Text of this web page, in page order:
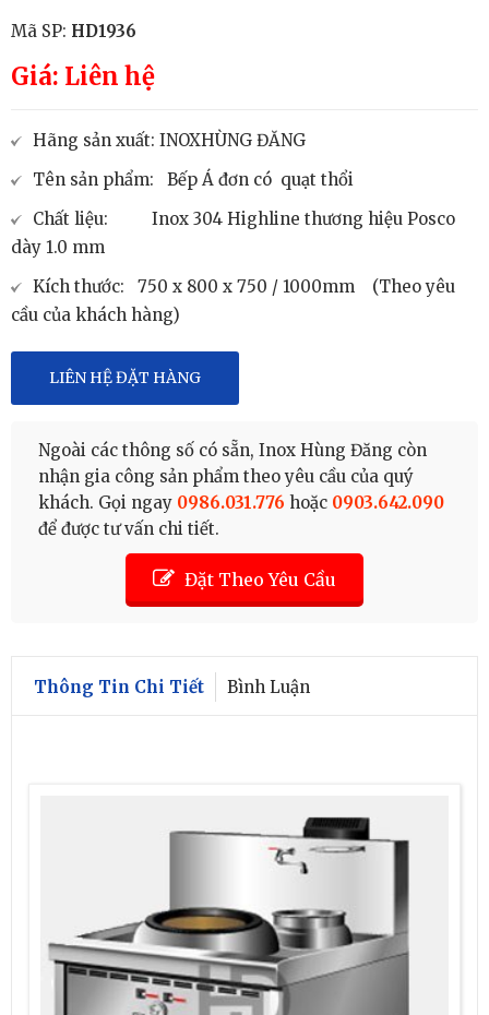
Mã SP: HD1936
Giá: Liên hệ
Hãng sản xuất: INOXHÙNG ĐĂNG
Tên sản phẩm: Bếp Á đơn có quạt thổi
Chất liệu: Inox 304 Highline thương hiệu Posco
dày 1.0 mm
Kích thước: 750 x 800 x 750 / 1000mm (Theo yêu
cầu của khách hàng)
LIÊN HỆ ĐẶT HÀNG
Ngoài các thông số có sẵn, Inox Hùng Đăng còn
nhận gia công sản phẩm theo yêu cầu của quý
khách. Gọi ngay 0986.031.776 hoặc 0903.642.090
để được tư vấn chi tiết.
Đặt Theo Yêu Cầu
Thông Tin Chi Tiết Bình Luận